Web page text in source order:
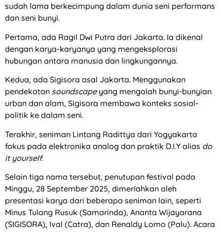
sudah lama berkecimpung dalam dunia seni performans
dan seni bunyi.
Pertama, ada Ragil Dwi Putra dari Jakarta. Ia dikenal
dengan karya-karyanya yang mengeksplorasi
hubungan antara manusia dan lingkungannya.
Kedua, ada Sigisora asal Jakarta. Menggunakan
pendekatan soundscapeyang mengolah bunyi-bunyian
urban dan alam, Sigisora membawa konteks sosial-
politik ke dalam seni.
Terakhir, seniman Lintang Radittya dari Yogyakarta
fokus pada elektronika analog dan praktik D.I.Y alias do
it yourself.
Selain tiga nama tersebut, penutupan festival pada
Minggu, 28 September 2025, dimeriahkan oleh
presentasi karya dari beberapa seniman lain, seperti
Minus Tulang Rusuk (Samarinda), Ananta Wijayarana
(SIGISORA), Ival (Catra), dan Renaldy Lomo (Palu). Acara